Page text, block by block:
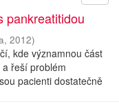
pankreatitidou
, 2012)
kde významnou část
řeší problém
pacienti dostatečně